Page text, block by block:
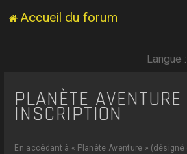
Accueil du forum
Langue :
PLANÈTE
INSCRIPTION
En accédant à « Planète Aventure » (désigné